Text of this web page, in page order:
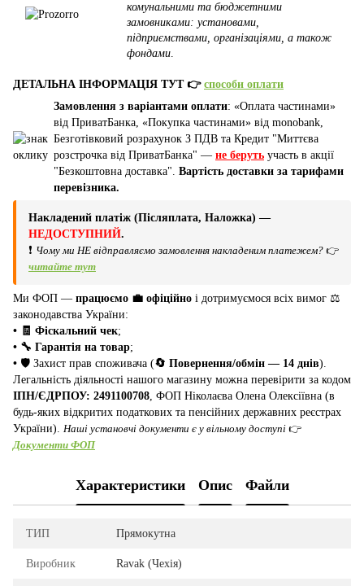
комунальними та бюджетними
замовниками: установами,
підприємствами, організаціями, а також
фондами
ДЕТАЛЬНА ІНФОРМАЦІЯ ТУТ 👉 способи оплати
Замовлення з варіантами оплати: «Оплата частинами»
від ПриватБанка, «Покупка частинами» від monobank,
Безготівковий розрахунок З ПДВ та Кредит "Миттєва
розстрочка від ПриватБанка" — не беруть участь в акції
"Безкоштовна доставка". Вартість доставки за тарифами
перевізника.
Накладений платіж (Післяплата, Наложка) —
НЕДОСТУПНИЙ.
❗ Чому ми НЕ відправляємо замовлення накладеним платежем? 👉
читайте тут
Ми ФОП — працюємо 💼 офіційно і дотримуємося всіх вимог ⚖️
законодавства України:
• 🧾 Фіскальний чек;
• 🔧 Гарантія на товар;
• 🛡️ Захист прав споживача (🔄 Повернення/обмін — 14 днів).
Легальність діяльності нашого магазину можна перевірити за кодом
ІПН/ЄДРПОУ: 2491100708 , ФОП Ніколаєва Олена Олексіївна (в
будь-яких відкритих податкових та пенсійних державних реєстрах
України). Наші установчі документи є у вільному доступі 👉
Документи ФОП
Характеристики Опис Файли
ТИП Прямокутна
Виробник Ravak (Чехія)